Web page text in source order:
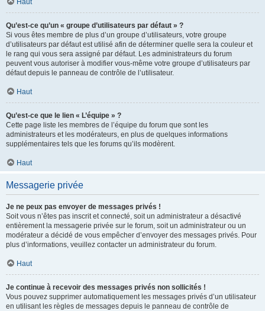
Haut
Qu’est-ce qu’un « groupe d’utilisateurs par défaut » ?
Si vous êtes membre de plus d’un groupe d’utilisateurs, votre groupe
d’utilisateurs par défaut est utilisé afin de déterminer quelle sera la couleur et
le rang qui vous sera assigné par défaut. Les administrateurs du forum
peuvent vous autoriser à modifier vous-même votre groupe d’utilisateurs par
défaut depuis le panneau de contrôle de l’utilisateur.
Haut
Qu’est-ce que le lien « L’équipe » ?
Cette page liste les membres de l’équipe du forum que sont les
administrateurs et les modérateurs, en plus de quelques informations
supplémentaires tels que les forums qu’ils modèrent.
Haut
Messagerie privée
Je ne peux pas envoyer de messages privés !
Soit vous n’êtes pas inscrit et connecté, soit un administrateur a désactivé
entièrement la messagerie privée sur le forum, soit un administrateur ou un
modérateur a décidé de vous empêcher d’envoyer des messages privés. Pour
plus d’informations, veuillez contacter un administrateur du forum.
Haut
Je continue à recevoir des messages privés non sollicités !
Vous pouvez supprimer automatiquement les messages privés d’un utilisateur
en utilisant les règles de messages depuis le panneau de contrôle de